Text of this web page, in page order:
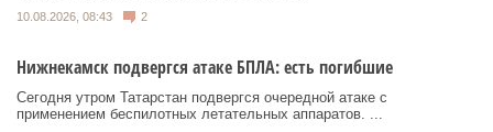
10.08.2026, 08:43 2
Нижнекамск подвергся атаке БПЛА: есть погибшие
Сегодня утром Татарстан подвергся очередной атаке с
применением беспилотных летательных аппаратов. ...